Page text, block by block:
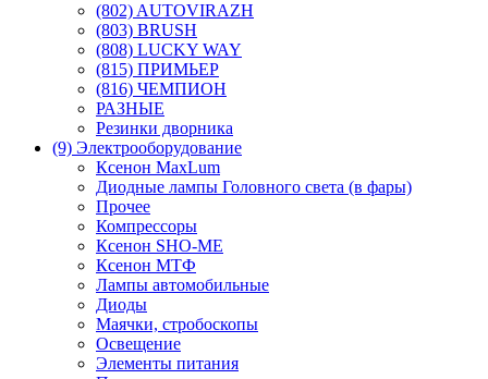
(802) AUTOVIRAZH
(803) BRUSH
(808) LUCKY WAY
(815) ПРИМЬЕР
(816) ЧЕМПИОН
РАЗНЫЕ
Резинки дворника
(9) Электрооборудование
Ксенон MaxLum
Диодные лампы Головного света (в фары)
Прочее
Компрессоры
Ксенон SHO-ME
Ксенон МТФ
Лампы автомобильные
Диоды
Маячки, стробоскопы
Освещение
Элементы питания